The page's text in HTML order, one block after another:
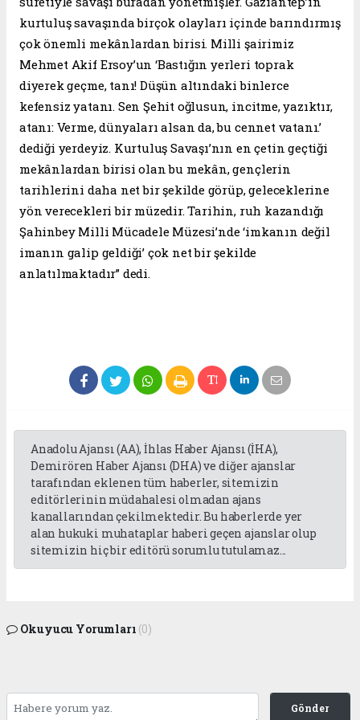
kurtuluş savaşında birçok olayları içinde barındırmış
çok önemli mekânlardan birisi. Milli şairimiz
Mehmet Akif Ersoy’un ‘Bastığın yerleri toprak
diyerek geçme, tanı! Düşün altındaki binlerce
kefensiz yatanı. Sen Şehit oğlusun, incitme, yazıktır,
atanı: Verme, dünyaları alsan da, bu cennet vatanı.’
dediği yerdeyiz. Kurtuluş Savaşı’nın en çetin geçtiği
mekânlardan birisi olan bu mekân, gençlerin
tarihlerini daha net bir şekilde görüp, geleceklerine
yön verecekleri bir müzedir. Tarihin, ruh kazandığı
Şahinbey Milli Mücadele Müzesi’nde ‘imkanın değil
imanın galip geldiği’ çok net bir şekilde
anlatılmaktadır” dedi.
Anadolu Ajansı (AA), İhlas Haber Ajansı (İHA),
Demirören Haber Ajansı (DHA) ve diğer ajanslar
tarafından eklenen tüm haberler, sitemizin
editörlerinin müdahalesi olmadan ajans
kanallarından çekilmektedir. Bu haberlerde yer
alan hukuki muhataplar haberi geçen ajanslar olup
sitemizin hiç bir editörü sorumlu tutulamaz...
Okuyucu Yorumları (0)
Gönder